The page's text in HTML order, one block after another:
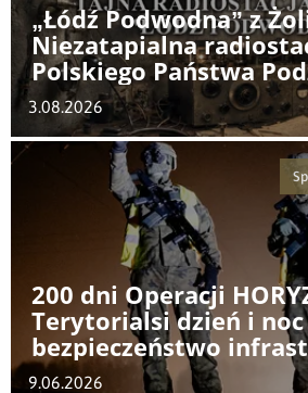
„Łódź Podwodna” z
Niezatapialna
Polskiego Państwa
3.08.2026
200 dni Operacji
Terytorialsi dzień i
bezpieczeństwo
krytycznej
9.06.2026